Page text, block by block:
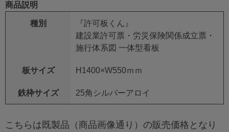
商品説明
種別
『許可板くん』
建設業許可票・労災保険関係成立票・
施行体系図 一体型看板
板サイズ H1400×W550ｍｍ
鉄枠サイズ 25角シルバーアロイ
こちらは既製品（商品画像通り）の販売価格となり